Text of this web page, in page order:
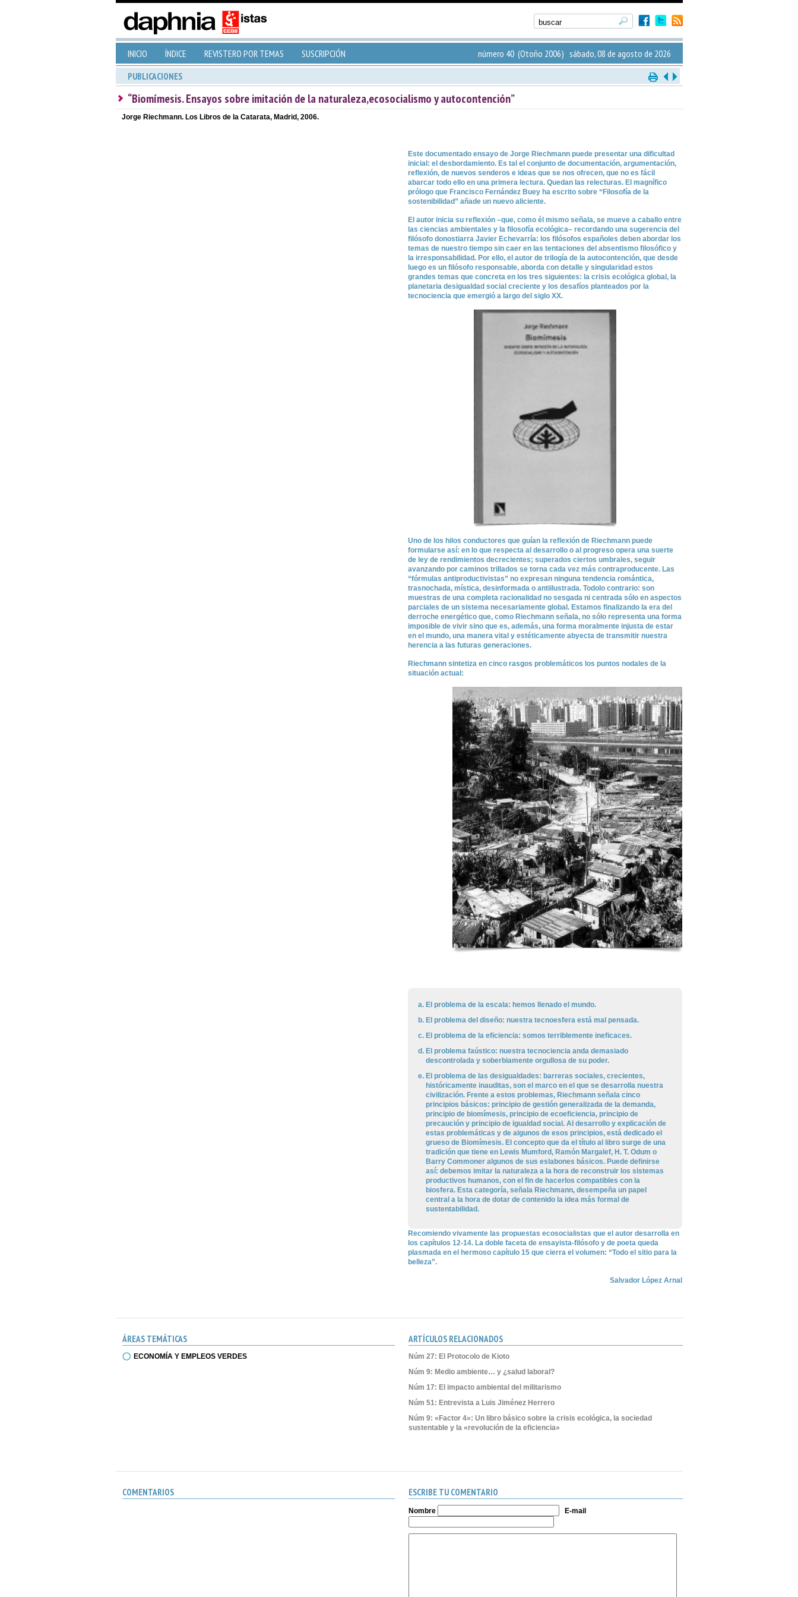
INICIO ÍNDICE REVISTERO POR TEMAS SUSCRIPCIÓN número 40 (Otoño 2006) sábado, 08 de agosto de 2026
PUBLICACIONES
“Biomímesis. Ensayos sobre imitación de la naturaleza,ecosocialismo y autocontención”
Jorge Riechmann. Los Libros de la Catarata, Madrid, 2006.
Este documentado ensayo de Jorge Riechmann puede presentar una dificultad
inicial: el desbordamiento. Es tal el conjunto de documentación, argumentación,
reflexión, de nuevos senderos e ideas que se nos ofrecen, que no es fácil
abarcar todo ello en una primera lectura. Quedan las relecturas. El magnífico
prólogo que Francisco Fernández Buey ha escrito sobre “Filosofía de la
sostenibilidad” añade un nuevo aliciente.
El autor inicia su reflexión –que, como él mismo señala, se mueve a caballo entre
las ciencias ambientales y la filosofía ecológica– recordando una sugerencia del
filósofo donostiarra Javier Echevarría: los filósofos españoles deben abordar los
temas de nuestro tiempo sin caer en las tentaciones del absentismo filosófico y
la irresponsabilidad. Por ello, el autor de trilogía de la autocontención, que desde
luego es un filósofo responsable, aborda con detalle y singularidad estos
grandes temas que concreta en los tres siguientes: la crisis ecológica global, la
planetaria desigualdad social creciente y los desafíos planteados por la
tecnociencia que emergió a largo del siglo XX.
Uno de los hilos conductores que guían la reflexión de Riechmann puede
formularse así: en lo que respecta al desarrollo o al progreso opera una suerte
de ley de rendimientos decrecientes; superados ciertos umbrales, seguir
avanzando por caminos trillados se torna cada vez más contraproducente. Las
“fórmulas antiproductivistas” no expresan ninguna tendencia romántica,
trasnochada, mística, desinformada o antiilustrada. Todolo contrario: son
muestras de una completa racionalidad no sesgada ni centrada sólo en aspectos
parciales de un sistema necesariamente global. Estamos finalizando la era del
derroche energético que, como Riechmann señala, no sólo representa una forma
imposible de vivir sino que es, además, una forma moralmente injusta de estar
en el mundo, una manera vital y estéticamente abyecta de transmitir nuestra
herencia a las futuras generaciones.
Riechmann sintetiza en cinco rasgos problemáticos los puntos nodales de la
situación actual:
El problema de la escala: hemos llenado el mundo.
El problema del diseño: nuestra tecnoesfera está mal pensada.
El problema de la eficiencia: somos terriblemente ineficaces.
El problema faústico: nuestra tecnociencia anda demasiado
descontrolada y soberbiamente orgullosa de su poder.
El problema de las desigualdades: barreras sociales, crecientes,
históricamente inauditas, son el marco en el que se desarrolla nuestra
civilización. Frente a estos problemas, Riechmann señala cinco
principios básicos: principio de gestión generalizada de la demanda,
principio de biomímesis, principio de ecoeficiencia, principio de
precaución y principio de igualdad social. Al desarrollo y explicación de
estas problemáticas y de algunos de esos principios, está dedicado el
grueso de Biomímesis. El concepto que da el título al libro surge de una
tradición que tiene en Lewis Mumford, Ramón Margalef, H. T. Odum o
Barry Commoner algunos de sus eslabones básicos. Puede definirse
así: debemos imitar la naturaleza a la hora de reconstruir los sistemas
productivos humanos, con el fin de hacerlos compatibles con la
biosfera. Esta categoría, señala Riechmann, desempeña un papel
central a la hora de dotar de contenido la idea más formal de
sustentabilidad.
Recomiendo vivamente las propuestas ecosocialistas que el autor desarrolla en
los capítulos 12-14. La doble faceta de ensayista-filósofo y de poeta queda
plasmada en el hermoso capítulo 15 que cierra el volumen: “Todo el sitio para la
belleza”.
Salvador López Arnal
ÁREAS TEMÁTICAS
ECONOMÍA Y EMPLEOS VERDES
ARTÍCULOS RELACIONADOS
Núm 27: El Protocolo de Kioto
Núm 9: Medio ambiente… y ¿salud laboral?
Núm 17: El impacto ambiental del militarismo
Núm 51: Entrevista a Luis Jiménez Herrero
Núm 9: «Factor 4»: Un libro básico sobre la crisis ecológica, la sociedad
sustentable y la «revolución de la eficiencia»
COMENTARIOS ESCRIBE TU COMENTARIO
Nombre E-mail